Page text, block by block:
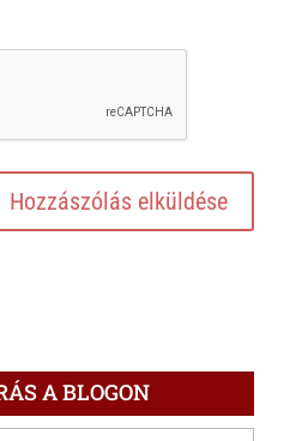
A BLOGON